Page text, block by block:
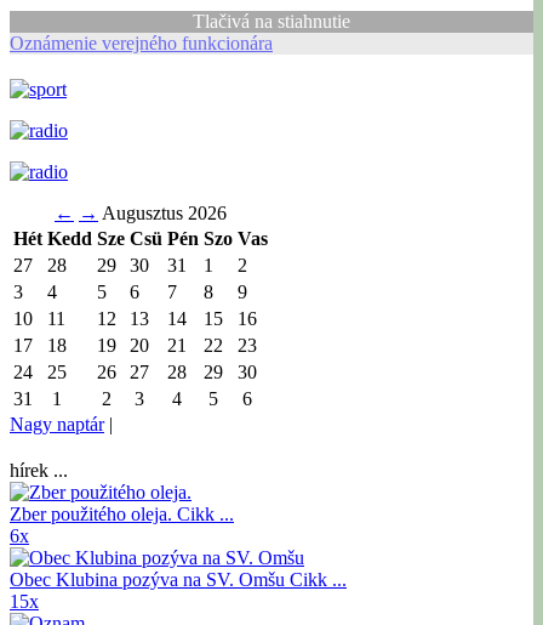
Tlačivá na stiahnutie
Oznámenie verejného funkcionára
← → Augusztus 2026
Hét Kedd Sze Csü Pén Szo Vas
27
28 29 30 31 1
2
3
4 5 6 7 8
9
10
11 12 13 14 15
16
17
18 19 20 21 22
23
24
25 26 27 28 29
30
31
1 2 3 4 5
6
Nagy naptár|
hírek ...
Zber použitého oleja. Cikk ...
6x
Obec Klubina pozýva na SV. Omšu Cikk ...
15x